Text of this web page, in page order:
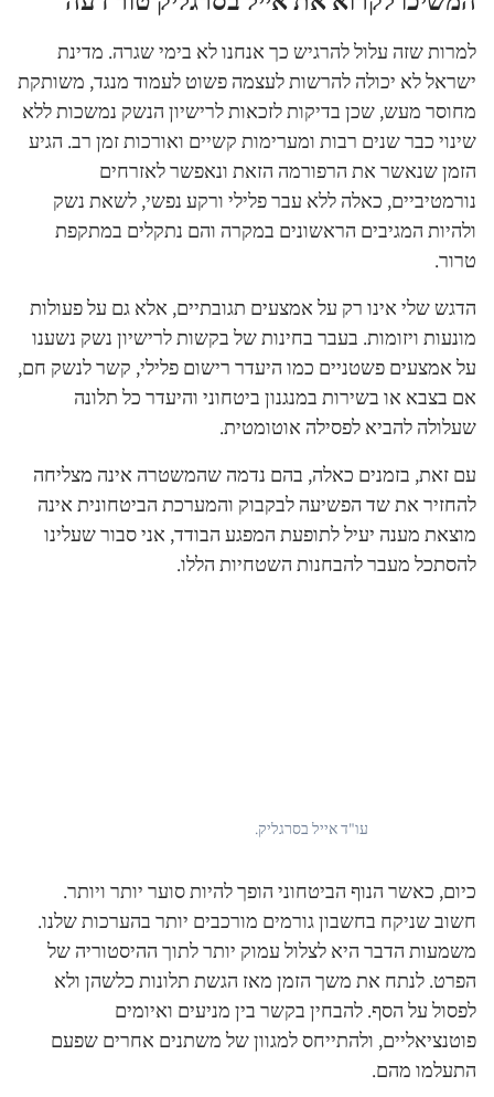
למרות שזה עלול להרגיש כך אנחנו לא בימי שגרה. מדינת
ישראל לא יכולה להרשות לעצמה פשוט לעמוד מנגד, משותקת
מחוסר מעש, שכן בדיקות לזכאות לרישיון הנשק נמשכות ללא
שינוי כבר שנים רבות ומערימות קשיים ואורכות זמן רב. הגיע
הזמן שנאשר את הרפורמה הזאת ונאפשר לאזרחים
נורמטיביים, כאלה ללא עבר פלילי ורקע נפשי, לשאת נשק
ולהיות המגיבים הראשונים במקרה והם נתקלים במתקפת
טרור.
הדגש שלי אינו רק על אמצעים תגובתיים, אלא גם על פעולות
מונעות ויזומות. בעבר בחינות של בקשות לרישיון נשק נשענו
על אמצעים פשטניים כמו היעדר רישום פלילי, קשר לנשק חם,
אם בצבא או בשירות במנגנון ביטחוני והיעדר כל תלונה
שעלולה להביא לפסילה אוטומטית.
עם זאת, בזמנים כאלה, בהם נדמה שהמשטרה אינה מצליחה
להחזיר את שד הפשיעה לבקבוק והמערכת הביטחונית אינה
מוצאת מענה יעיל לתופעת המפגע הבודד, אני סבור שעלינו
להסתכל מעבר להבחנות השטחיות הללו.
עו"ד אייל בסרגליק.
כיום, כאשר הנוף הביטחוני הופך להיות סוער יותר ויותר.
חשוב שניקח בחשבון גורמים מורכבים יותר בהערכות שלנו.
משמעות הדבר היא לצלול עמוק יותר לתוך ההיסטוריה של
הפרט. לנתח את משך הזמן מאז הגשת תלונות כלשהן ולא
לפסול על הסף. להבחין בקשר בין מניעים ואיומים
פוטנציאליים, ולהתייחס למגוון של משתנים אחרים שפעם
התעלמו מהם.